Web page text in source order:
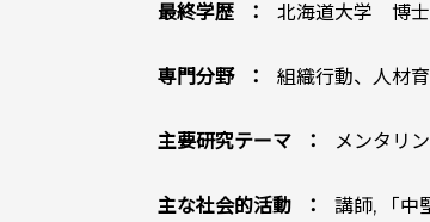
最終学歴 北海道大学 博士
専門分野 組織行動、人材
主要研究テーマ メンタリ
主な社会的活動
講師, 「中